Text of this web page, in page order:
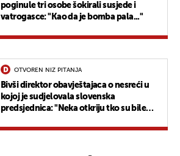
poginule tri osobe šokirali susjede i
vatrogasce: "Kao da je bomba pala..."
OTVOREN NIZ PITANJA
Bivši direktor obavještajaca o nesreći u
kojoj je sudjelovala slovenska
predsjednica: "Neka otkriju tko su bile